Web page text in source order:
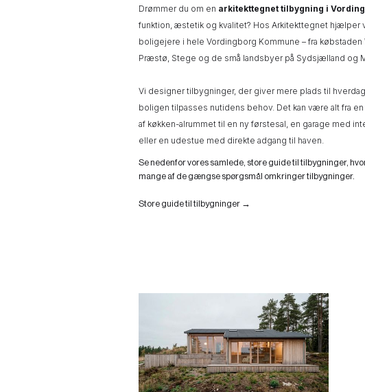
Drømmer du om en arkitekttegnet tilbygning i
funktion, æstetik og kvalitet? Hos Arkitekttegnet hjælper
boligejere i hele Vordingborg Kommune – fra købstaden
Præstø, Stege og de små landsbyer på Sydsjælland og
Vi designer tilbygninger, der giver mere plads til
boligen tilpasses nutidens behov. Det kan være alt fra
af køkken-alrummet til en ny førstesal, en garage med
eller en udestue med direkte adgang til haven.
Se nedenfor vores samlede, store guide til tilbygninger,
mange af de gængse spørgsmål omkringer tilbygninger.
Store guide til tilbygninger →